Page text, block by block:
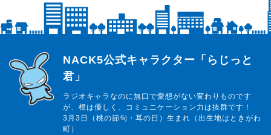
らじっと君
NACK5公式キャラクター「らじっと
君」
ラジオキャラなのに無口で愛想がない変わりものです
が、根は優しく、コミュニケーション力は抜群です！
3月3日（桃の節句・耳の日）生まれ（出生地はときがわ
町）